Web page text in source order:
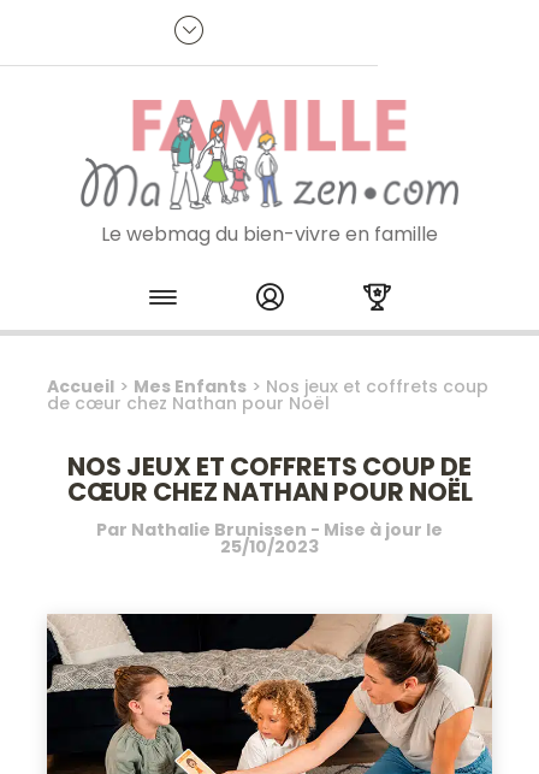
Je m'inscris à la newsletter
Le webmag du bien-vivre en famille
Skip to content
Accueil > Mes Enfants > Nos jeux et coffrets coup
de cœur chez Nathan pour Noël
NOS JEUX ET COFFRETS COUP DE
CŒUR CHEZ NATHAN POUR NOËL
Par Nathalie Brunissen - Mise à jour le
25/10/2023
Panneau de gestion des cookies